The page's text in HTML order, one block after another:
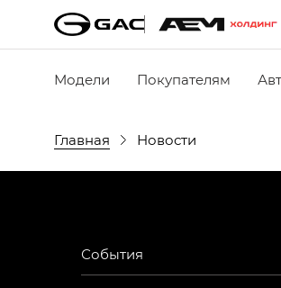
Модели Покупателям
Главная Новости
События